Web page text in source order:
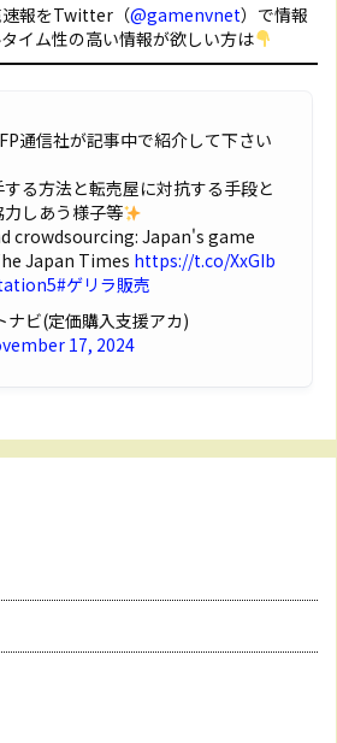
速報をTwitter（@gamenvnet）で情報
イム性の高い情報が欲しい方は
通信社が記事中で紹介して下さい
る方法と転売屋に対抗する手段と
しあう様子等
crowdsourcing: Japan's game
Japan Times https://t.co/XxGIb
#ゲリラ販売
ビ(定価購入支援アカ)
17, 2024